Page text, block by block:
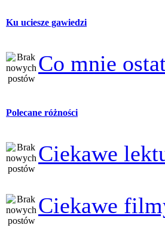
Ku uciesze gawiedzi
Co mnie
Polecane różności
Ciekawe
Ciekawe